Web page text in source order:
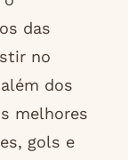
das
no
dos
melhores
gols e